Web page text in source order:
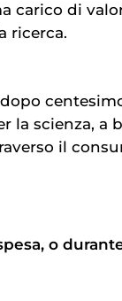
carico di
ricerca.
la scienza, a
il
o